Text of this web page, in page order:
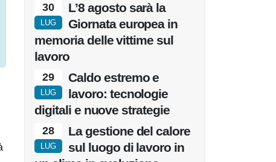
30
LUG
L’8 agosto sarà la
Giornata europea in
memoria delle vittime sul
lavoro
29
LUG
Caldo estremo e
lavoro: tecnologie
digitali e nuove strategie
28
LUG
La gestione del calore
sul luogo di lavoro in